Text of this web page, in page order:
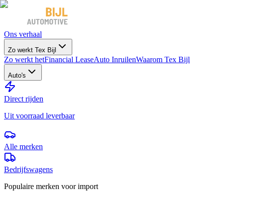
Ons verhaal
Zo werkt Tex Bijl
Zo werkt hetFinancial LeaseAuto InruilenWaarom Tex Bijl
Auto's
Direct rijden
Uit voorraad leverbaar
Alle merken
Bedrijfswagens
Populaire merken voor import